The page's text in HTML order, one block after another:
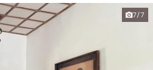
7/7